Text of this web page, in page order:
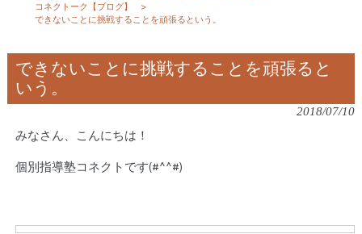
コネクトーク【ブログ】
>
できないことに挑戦することを頑張るという。
できないことに挑戦することを頑張ると
いう。
2018/07/10
みなさん、こんにちは！
個別指導塾コネクトです(#^^#)